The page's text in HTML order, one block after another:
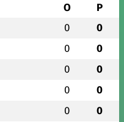
O P
0 0
0 0
0 0
0 0
0 0